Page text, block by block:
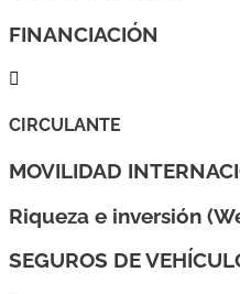
FINANCIACIÓN

CIRCULANTE
MOVILIDAD
Riqueza e inversión
SEGUROS DE